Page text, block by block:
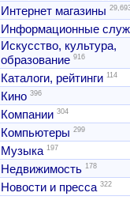
Интернет магазины
Информационные
Искусство, культура,
образование 916
Каталоги, рейтинги 114
Кино 396
Компании 304
Компьютеры 299
Музыка 197
Недвижимость 178
Новости и пресса 322